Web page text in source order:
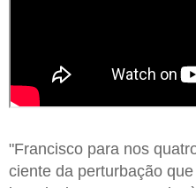
"Francisco para nos
ciente da perturbação